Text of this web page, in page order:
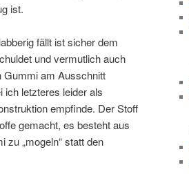
ist.
fällt ist sicher dem
und vermutlich auch
Gummi am Ausschnitt
ich letzteres leider als
empfinde. Der Stoff
gemacht, es besteht aus
zu „mogeln“ statt den